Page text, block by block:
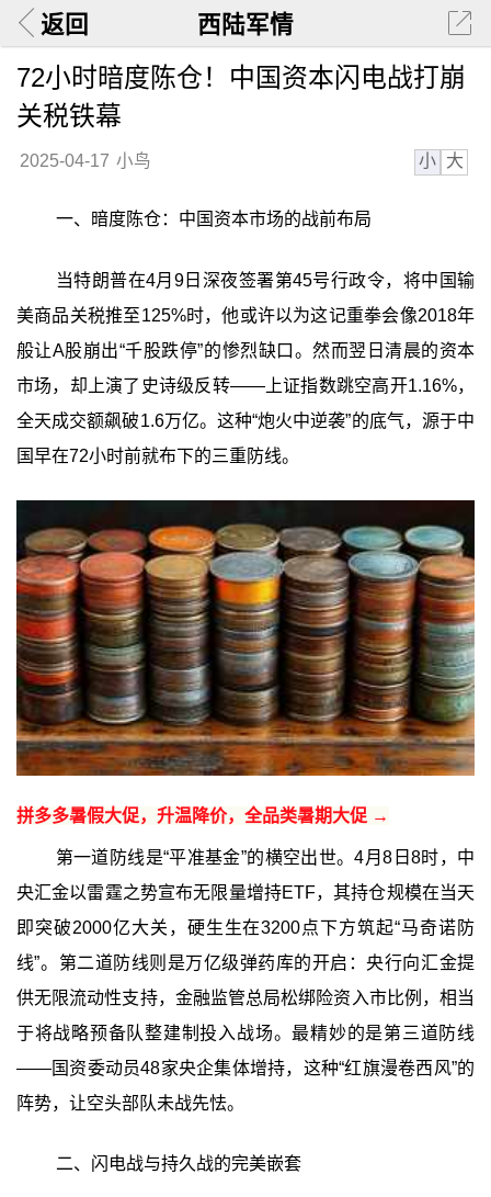
返回 西陆军情
72小时暗度陈仓！中国资本闪电战打崩
关税铁幕
2025-04-17 小鸟 小 大
一、暗度陈仓：中国资本市场的战前布局
当特朗普在4月9日深夜签署第45号行政令，将中国输
美商品关税推至125%时，他或许以为这记重拳会像2018年
般让A股崩出“千股跌停”的惨烈缺口。然而翌日清晨的资本
市场，却上演了史诗级反转——上证指数跳空高开1.16%，
全天成交额飙破1.6万亿。这种“炮火中逆袭”的底气，源于中
国早在72小时前就布下的三重防线。
拼多多暑假大促，升温降价，全品类暑期大促 →
第一道防线是“平准基金”的横空出世。4月8日8时，中
央汇金以雷霆之势宣布无限量增持ETF，其持仓规模在当天
即突破2000亿大关，硬生生在3200点下方筑起“马奇诺防
线”。第二道防线则是万亿级弹药库的开启：央行向汇金提
供无限流动性支持，金融监管总局松绑险资入市比例，相当
于将战略预备队整建制投入战场。最精妙的是第三道防线
——国资委动员48家央企集体增持，这种“红旗漫卷西风”的
阵势，让空头部队未战先怯。
二、闪电战与持久战的完美嵌套